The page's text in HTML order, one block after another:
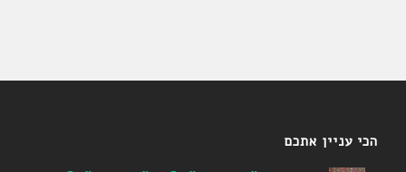
הכי עניין אתכם